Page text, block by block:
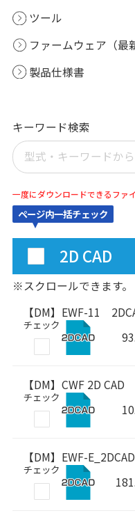
ツール
ファームウェア（最
製品仕様書
キーワード検索
一度にダウンロードできるファ
ページ内一括チェック
2D CAD
※スクロールできます。
チェック
【DM】EWF-11
チェック
【DM】CWF 2D CAD
チェック
【DM】EWF-